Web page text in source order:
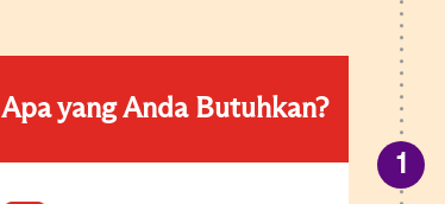
Apa yang Anda Butuhkan?